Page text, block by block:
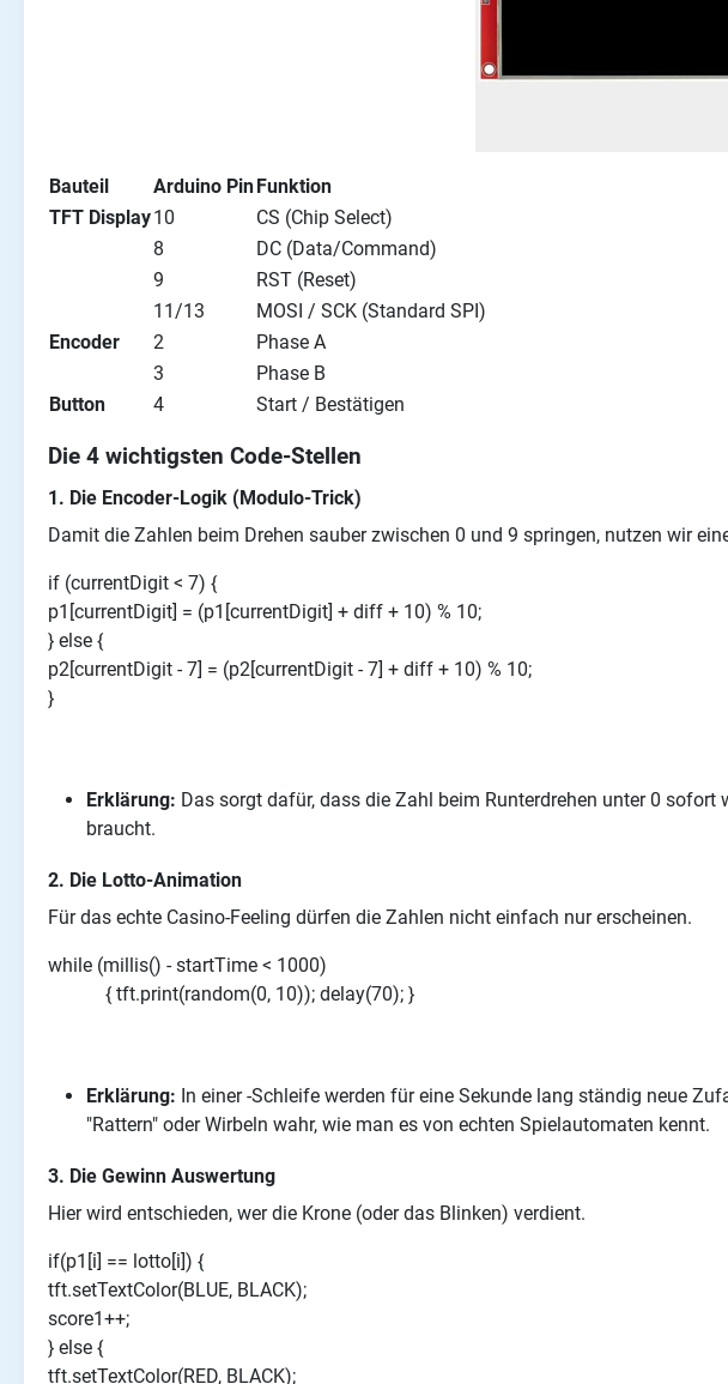
Bauteil Arduino Pin Funktion
TFT Display10
CS (Chip Select)
8
DC (Data/Command)
9
RST (Reset)
11/13
MOSI / SCK (Standard SPI)
Encoder
2
Phase A
3
Phase B
Button
4 Start / Bestätigen
Die 4 wichtigsten Code-Stellen
1. Die Encoder-Logik (Modulo-Trick)
Damit die Zahlen beim Drehen sauber zwischen 0 und 9 springen, nutzen wir
if (currentDigit < 7) {
p1[currentDigit] = (p1[currentDigit] + diff + 10) % 10;
} else {
p2[currentDigit - 7] = (p2[currentDigit - 7] + diff + 10) % 10;
}
Erklärung: Das sorgt dafür, dass die Zahl beim Runterdrehen unter 0
braucht.
2. Die Lotto-Animation
Für das echte Casino-Feeling dürfen die Zahlen nicht einfach nur erscheinen.
while (millis() - startTime < 1000)
{ tft.print(random(0, 10)); delay(70); }
Erklärung: In einer -Schleife werden für eine Sekunde lang ständig neue
"Rattern" oder Wirbeln wahr, wie man es von echten Spielautomaten kennt.
3. Die Gewinn Auswertung
Hier wird entschieden, wer die Krone (oder das Blinken) verdient.
if(p1[i] == lotto[i]) {
tft.setTextColor(BLUE, BLACK);
score1++;
} else {
tft.setTextColor(RED, BLACK);